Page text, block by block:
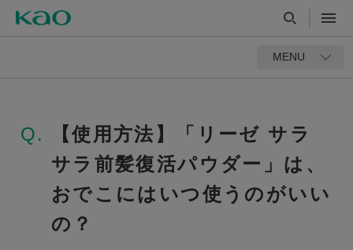
MENU
Q.
【使用方法】「リーゼ サラ
サラ前髪復活パウダー」は、
おでこにはいつ使うのがいい
の？